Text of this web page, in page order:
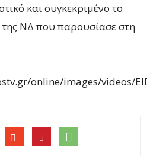
και συγκεκριμένο το
ΝΔ που παρουσίασε στη
online/images/videos/